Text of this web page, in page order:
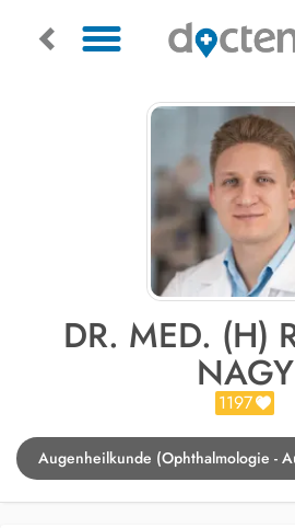
DR. MED. (H)
NAGY
1197
Augenheilkunde (Ophthalmologie -